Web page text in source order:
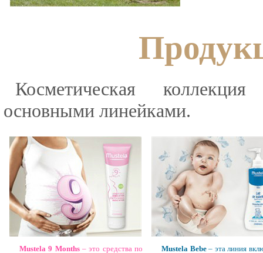
Косметическая
основными линейками.
Mustela 9 Months– это средства по
Mustela Bebe– эта линия